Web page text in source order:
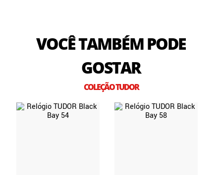
VOCÊ TAMBÉM PODE
GOSTAR
COLEÇÃO TUDOR